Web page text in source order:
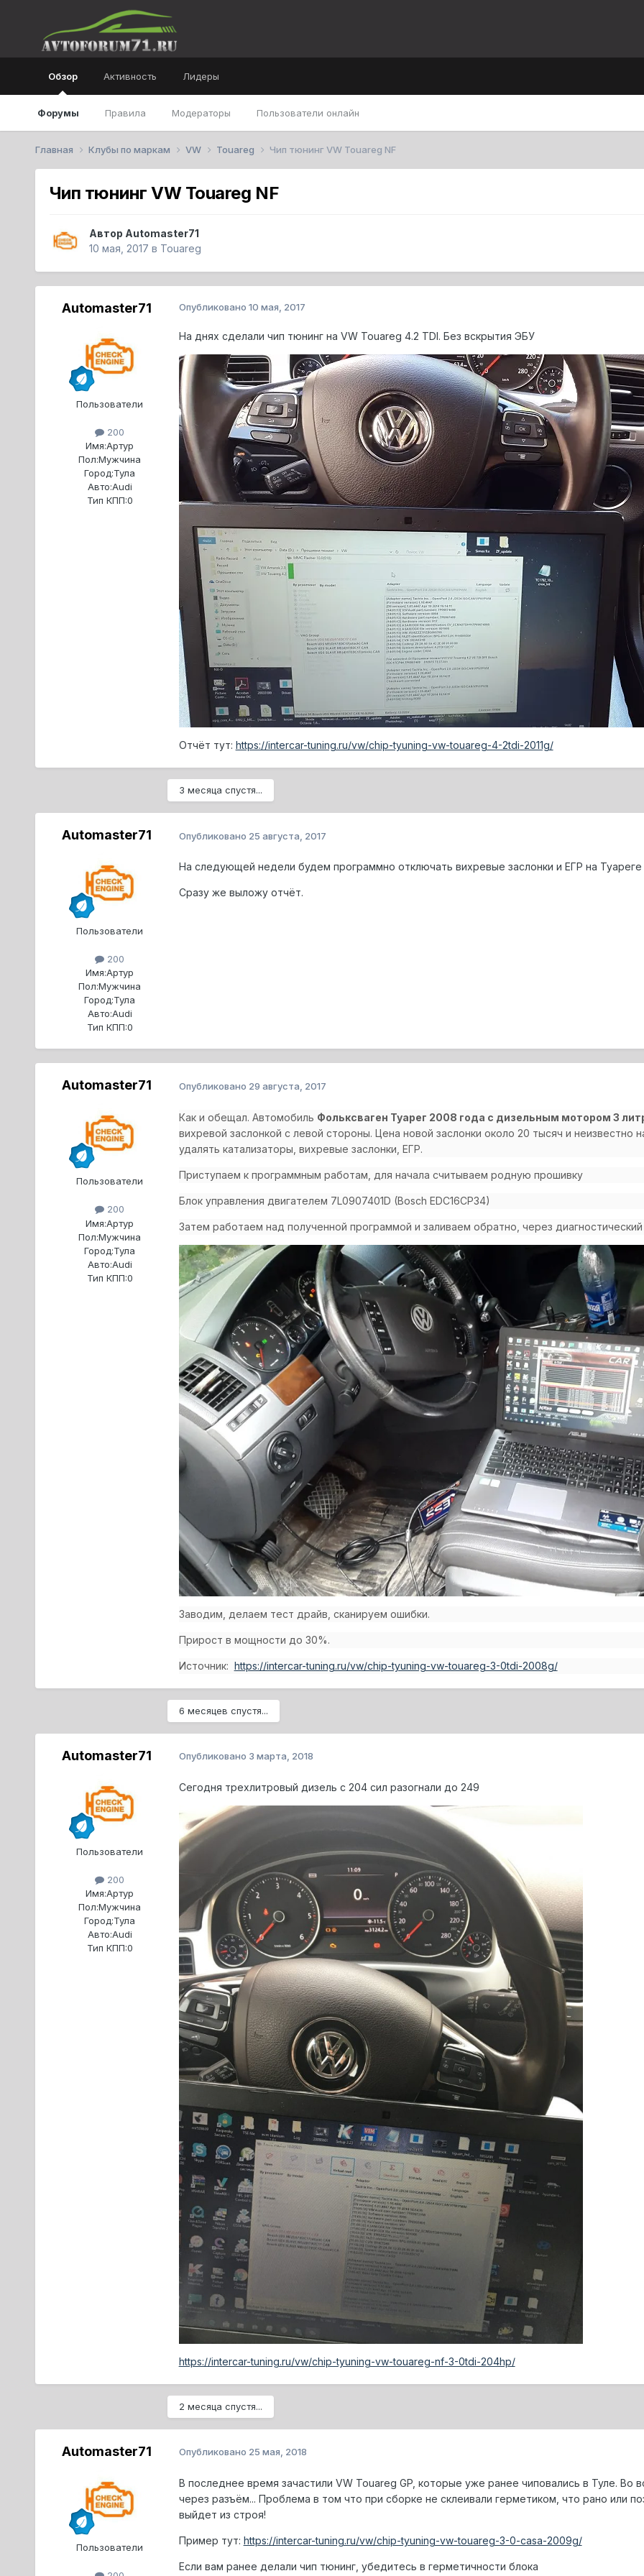
Обзор
Форумы Правила Модераторы Пользователи онлайн
Активность Лидеры
Главная Клубы по маркам VW Touareg Чип тюнинг VW Touareg NF
Чип тюнинг VW Touareg NF
Автор Automaster71
10 мая, 2017 в Touareg
Automaster71
Пользователи
200
Имя:Артур
Пол:Мужчина
Город:Тула
Авто:Audi
Тип КПП:0
Опубликовано 10 мая, 2017
На днях сделали чип тюнинг на VW Touareg 4.2 TDI. Без вскрытия ЭБУ
Отчёт тут: https://intercar-tuning.ru/vw/chip-tyuning-vw-touareg-4-2tdi-2011g/
3 месяца спустя...
Automaster71
Пользователи
200
Имя:Артур
Пол:Мужчина
Город:Тула
Авто:Audi
Тип КПП:0
Опубликовано 25 августа, 2017
На следующей недели будем программно отключать вихревые заслонки и ЕГР на
Сразу же выложу отчёт.
Automaster71
Пользователи
200
Имя:Артур
Пол:Мужчина
Город:Тула
Авто:Audi
Тип КПП:0
Опубликовано 29 августа, 2017
Как и обещал. Автомобиль Фольксваген Туарег 2008 года с дизельным мотором 3
вихревой заслонкой с левой стороны. Цена новой заслонки около 20 тысяч и неизвестно
удалять катализаторы, вихревые заслонки, ЕГР.
Приступаем к программным работам, для начала считываем родную прошивку
Блок управления двигателем 7L0907401D (Bosch EDC16CP34)
Затем работаем над полученной программой и заливаем обратно, через
Заводим, делаем тест драйв, сканируем ошибки.
Прирост в мощности до 30%.
Источник: https://intercar-tuning.ru/vw/chip-tyuning-vw-touareg-3-0tdi-2008g/
6 месяцев спустя...
Automaster71
Пользователи
200
Имя:Артур
Пол:Мужчина
Город:Тула
Авто:Audi
Тип КПП:0
Опубликовано 3 марта, 2018
Сегодня трехлитровый дизель с 204 сил разогнали до 249
https://intercar-tuning.ru/vw/chip-tyuning-vw-touareg-nf-3-0tdi-204hp/
2 месяца спустя...
Automaster71
Пользователи
Опубликовано 25 мая, 2018
В последнее время зачастили VW Touareg GP, которые уже ранее чиповались в Туле. Во
через разъём... Проблема в том что при сборке не склеивали герметиком, что рано или
выйдет из строя!
Пример тут: https://intercar-tuning.ru/vw/chip-tyuning-vw-touareg-3-0-casa-2009g/
Если вам ранее делали чип тюнинг, убедитесь в герметичности блока